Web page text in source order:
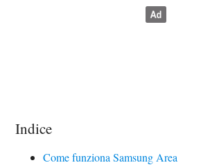
Indice
Come funziona Samsung Area